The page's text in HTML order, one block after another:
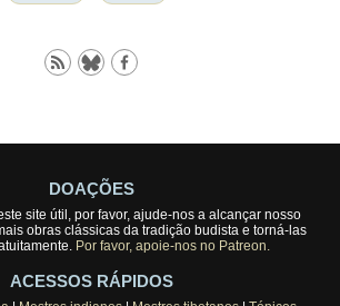
DOAÇÕES
site útil, por favor, ajude-nos a alcançar nosso
obras clássicas da tradição budista e torná-las
Por favor, apoie-nos no Patreon.
ACESSOS RÁPIDOS